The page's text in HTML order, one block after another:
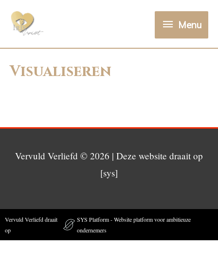
Menu
Visualiseren
Vervuld Verliefd © 2026 | Deze website draait op
[sys]
Vervuld Verliefd draait
op
SYS Platform - Website platform voor ambitieuze
ondernemers